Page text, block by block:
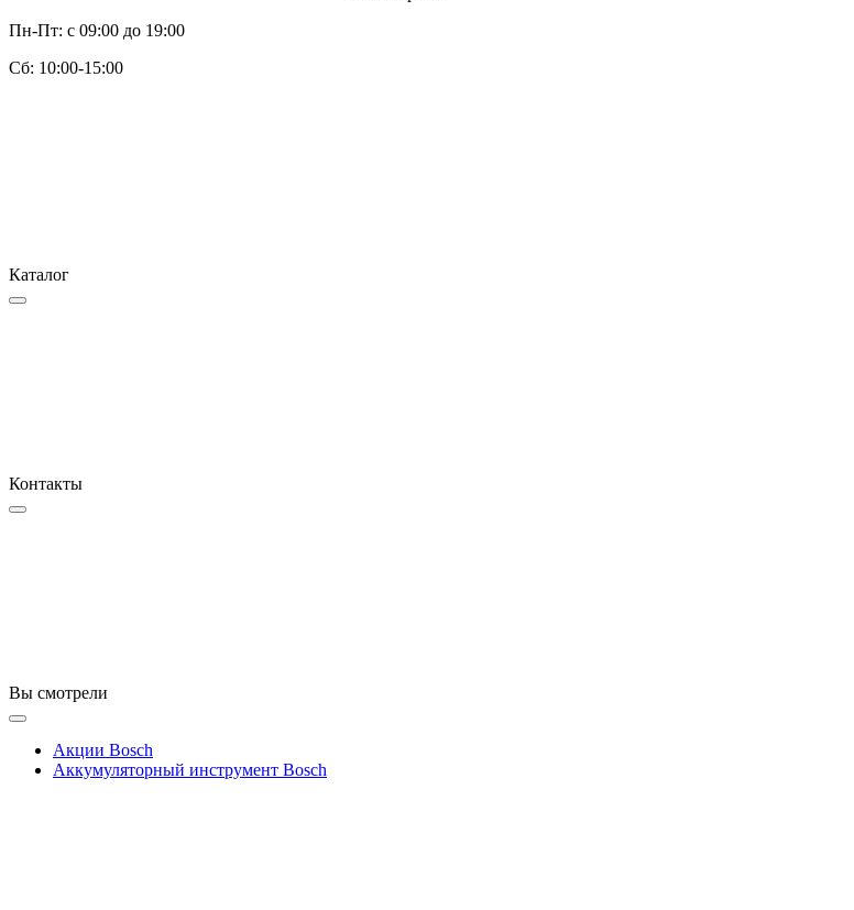
Пн-Пт: с 09:00 до 19:00
Cб: 10:00-15:00
Каталог
Контакты
Вы смотрели
Акции Bosch
Аккумуляторный инструмент Bosch